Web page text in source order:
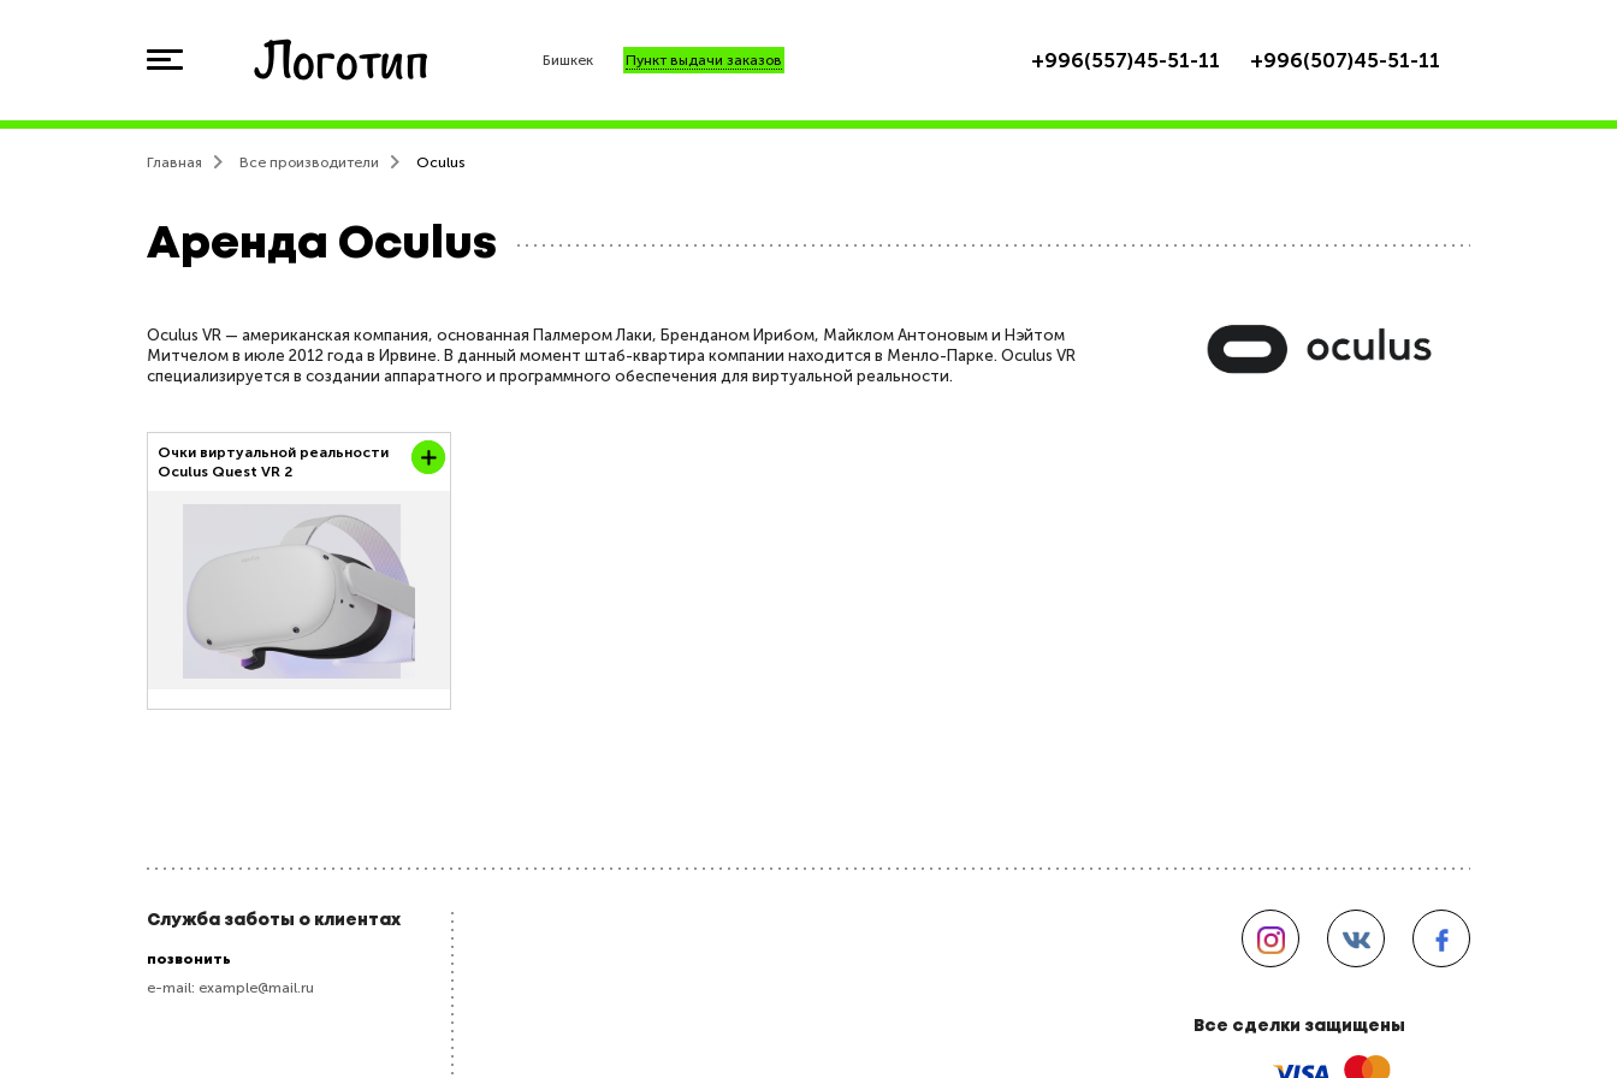
Бишкек Пункт выдачи заказов +996(557)45-51-11 +996(507)45-51-11
Главная Все производители Oculus
Аренда Oculus
Oculus VR — американская компания, основанная Палмером Лаки, Бренданом Ирибом, Майклом Антоновым и Нэйтом
Митчелом в июле 2012 года в Ирвине. В данный момент штаб-квартира компании находится в Менло-Парке. Oculus VR
специализируется в создании аппаратного и программного обеспечения для виртуальной реальности.
Очки виртуальной реальности
Oculus Quest VR 2
Служба заботы о клиентах
позвонить
e-mail: example@mail.ru
Все сделки защищены